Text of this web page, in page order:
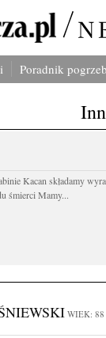
Poradnik
Kacan składamy
śmierci Mamy...
WIEK: 88